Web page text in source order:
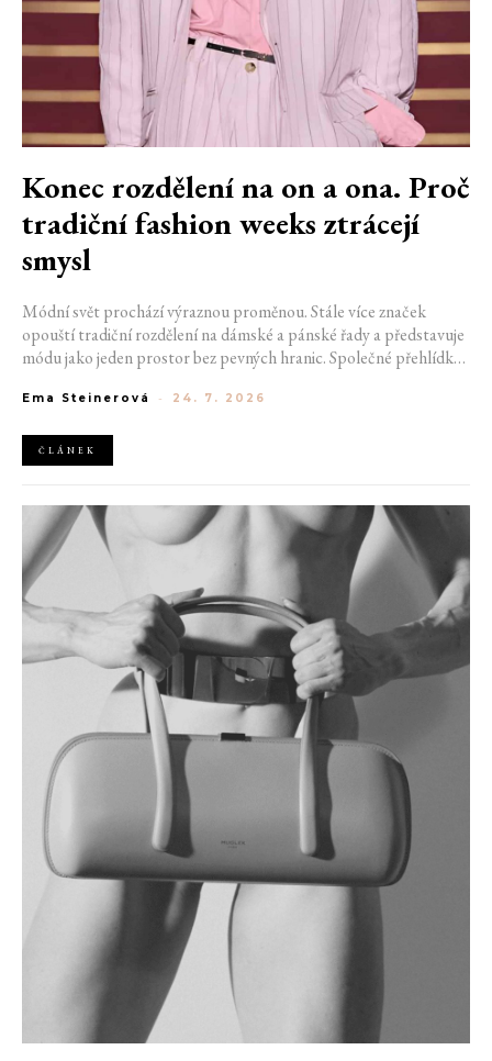
Konec rozdělení na on a ona. Proč
tradiční fashion weeks ztrácejí
smysl
Módní svět prochází výraznou proměnou. Stále více značek
opouští tradiční rozdělení na dámské a pánské řady a představuje
módu jako jeden prostor bez pevných hranic. Společné přehlídky,
klasické týdny módy mohou brzy vypadat úplně jinak.
Ema Steinerová - 24. 7. 2026
ČLÁNEK